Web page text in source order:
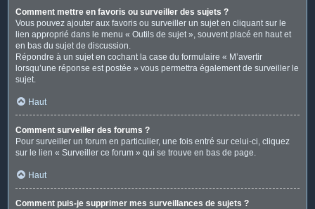
Comment mettre en favoris ou surveiller des sujets ?
Vous pouvez ajouter aux favoris ou surveiller un sujet en cliquant sur le
lien approprié dans le menu « Outils de sujet », souvent placé en haut et
en bas du sujet de discussion.
Répondre à un sujet en cochant la case du formulaire « M’avertir
lorsqu’une réponse est postée » vous permettra également de surveiller le
sujet.
Haut
Comment surveiller des forums ?
Pour surveiller un forum en particulier, une fois entré sur celui-ci, cliquez
sur le lien « Surveiller ce forum » qui se trouve en bas de page.
Haut
Comment puis-je supprimer mes surveillances de sujets ?